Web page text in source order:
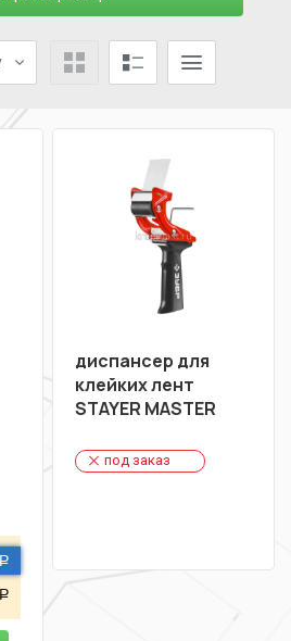
Р
Р
диспансер для
клейких лент
STAYER MASTER
под заказ